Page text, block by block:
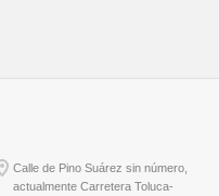
Calle de Pino Suárez sin número,
actualmente Carretera Toluca-